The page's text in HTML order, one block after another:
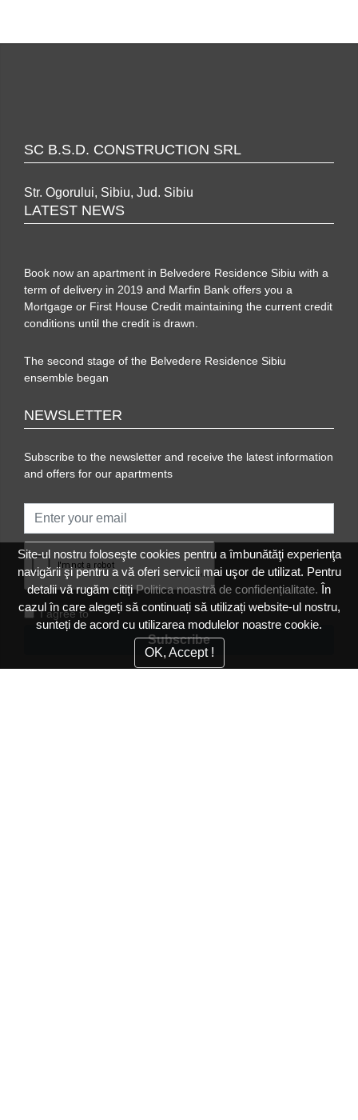
Site-ul nostru foloseşte cookies pentru a îmbunătăţi experienţa
navigării şi pentru a vă oferi servicii mai uşor de utilizat. Pentru
detalii vă rugăm citițiPolitica noastră de confidențialitate. În
cazul în care alegeți să continuați să utilizați website-ul nostru,
sunteți de acord cu utilizarea modulelor noastre cookie.
OK, Accept !
SC B.S.D. CONSTRUCTION SRL
Str. Ogorului, Sibiu, Jud. Sibiu
LATEST NEWS
Book now an apartment in Belvedere Residence Sibiu with a
term of delivery in 2019 and Marfin Bank offers you a
Mortgage or First House Credit maintaining the current credit
conditions until the credit is drawn.
The second stage of the Belvedere Residence Sibiu
ensemble began
NEWSLETTER
Subscribe to the newsletter and receive the latest information
and offers for our apartments
I agree to